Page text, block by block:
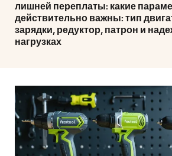
лишней переплаты: какие
действительно важны: тип
зарядки, редуктор, патрон и
нагрузках